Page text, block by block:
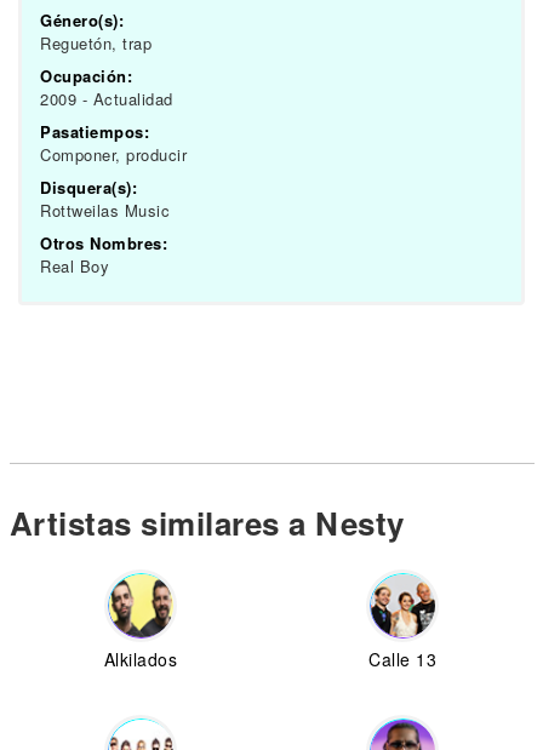
Género(s):
Reguetón, trap
Ocupación:
2009 - Actualidad
Pasatiempos:
Componer, producir
Disquera(s):
Rottweilas Music
Otros Nombres:
Real Boy
Artistas similares a Nesty
Alkilados Calle 13